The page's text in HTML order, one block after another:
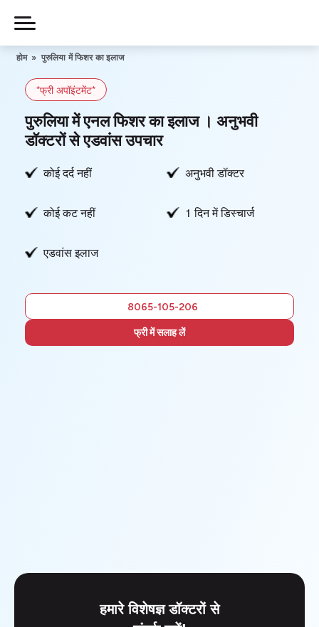
content
Piles
हमारे बारे में
हमसे संपर्क करें
फ्री में
सलाह लें
होम » पुरुलिया में फिशर का इलाज
*फ्री अपॉइंटमेंट*
पुरुलिया में एनल फिशर का इलाज । अनुभवी
डॉक्टरों से एडवांस उपचार
कोई दर्द नहीं अनुभवी डॉक्टर
कोई कट नहीं 1 दिन में डिस्चार्ज
एडवांस इलाज
8065-105-206
फ्री में सलाह लें
हमारे विशेषज्ञ डॉक्टरों से